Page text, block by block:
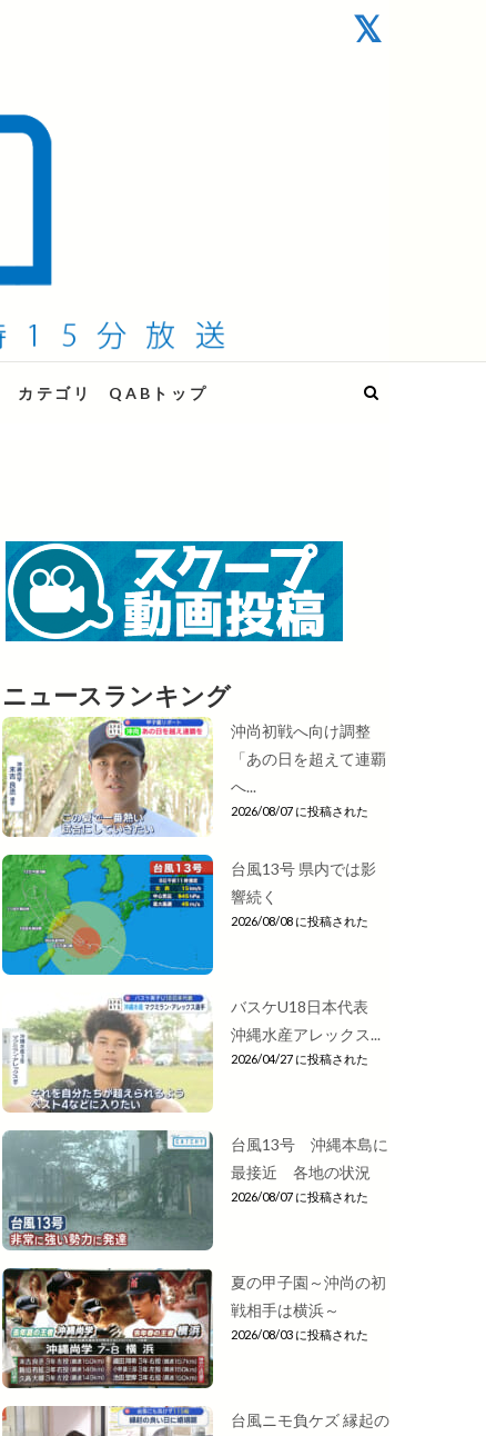
カテゴリ QABトップ
ニュースランキング
沖尚初戦へ向け調整
「あの日を超えて連覇
へ...
2026/08/07 に投稿された
台風13号 県内では影
響続く
2026/08/08 に投稿された
バスケU18日本代表
沖縄水産アレックス...
2026/04/27 に投稿された
台風13号 沖縄本島に
最接近 各地の状況
2026/08/07 に投稿された
夏の甲子園～沖尚の初
戦相手は横浜～
2026/08/03 に投稿された
台風ニモ負ケズ 縁起の